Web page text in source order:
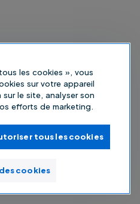
les cookies », vous
sur votre appareil
le site, analyser son
efforts de marketing.
tous les cookies
cookies